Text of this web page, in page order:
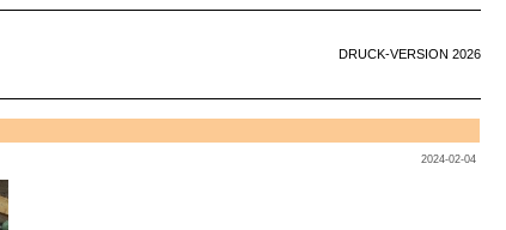
DRUCK-VERSION 2026
2024-02-04